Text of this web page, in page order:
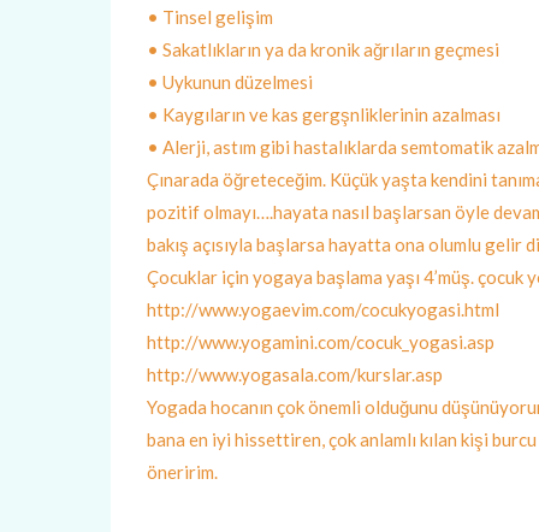
• Tinsel gelişim
• Sakatlıkların ya da kronik ağrıların geçmesi
• Uykunun düzelmesi
• Kaygıların ve kas gergşnliklerinin azalması
• Alerji, astım gibi hastalıklarda semtomatik
Çınarada öğreteceğim. Küçük yaşta kendini
pozitif olmayı….hayata nasıl başlarsan öyle
bakış açısıyla başlarsa hayatta ona olumlu gelir
Çocuklar için yogaya başlama yaşı 4’müş. çocuk
http://www.yogaevim.com/cocukyogasi.html
http://www.yogamini.com/cocuk_yogasi.asp
http://www.yogasala.com/kurslar.asp
Yogada hocanın çok önemli olduğunu
bana en iyi hissettiren, çok anlamlı kılan kişi
öneririm.